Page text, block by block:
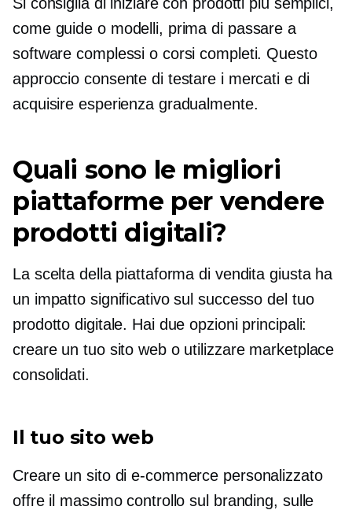
come guide o modelli, prima di passare a
software complessi o corsi completi. Questo
approccio consente di testare i mercati e di
acquisire esperienza gradualmente.
Quali sono le migliori
piattaforme per vendere
prodotti digitali?
La scelta della piattaforma di vendita giusta ha
un impatto significativo sul successo del tuo
prodotto digitale. Hai due opzioni principali:
creare un tuo sito web o utilizzare marketplace
consolidati.
Il tuo sito web
Creare un sito di e-commerce personalizzato
offre il massimo controllo sul branding, sulle